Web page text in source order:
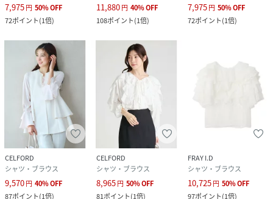
7,975円 50%OFF
72ポイント(1倍)
11,880円 40%OFF
108ポイント(1倍)
7,975円 50%OFF
72ポイント(1倍)
CELFORD
シャツ・ブラウス
9,570円 40%OFF
87ポイント(1倍)
CELFORD
シャツ・ブラウス
8,965円 50%OFF
81ポイント(1倍)
FRAY I.D
シャツ・ブラウス
10,725円 50%OFF
97ポイント(1倍)